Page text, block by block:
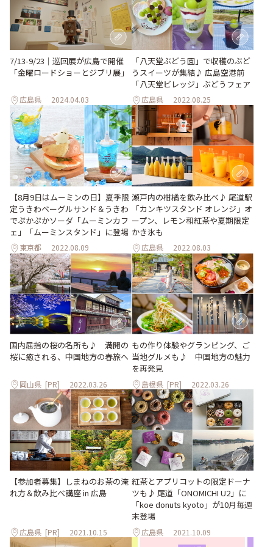
7/13-9/23｜巡回展が広島で開催
「金曜ロードショーとジブリ展」
広島県 2024.04.03
「八天堂ぶどう園」で収穫のぶど
うスイーツが集結♪ 広島空港前
「八天堂ビレッジ」ぶどうフェア
広島県 2022.08.25
【8月9日はムーミンの日】夏季限
定うきわベーグルサンド＆うきわ
でぷかぷかソーダ「ムーミンカフ
ェ」「ムーミンスタンド」に登場
東京都 2022.08.09
瀬戸内の柑橘を飲み比べ♪ 尾道駅
「カンキツスタンド オレンジ」オ
ープン、レモン和紅茶や夏期限定
かき氷も
広島県 2022.08.03
国内屈指の桜の名所も♪ 満開の
桜に癒される、中国地方の春旅へ
岡山県 [PR] 2022.03.26
もの作り体験やグランピング、ご
当地グルメも♪ 中国地方の魅力
を再発見
島根県 [PR] 2022.03.26
【参加者募集】しまねのお茶の淹
れ方＆飲み比べ講座 in 広島
広島県 [PR] 2021.10.15
紅茶とアプリコットの限定ドーナ
ツも♪ 尾道「ONOMICHI U2」に
「koe donuts kyoto」が10月毎週
末登場
広島県 2021.10.09